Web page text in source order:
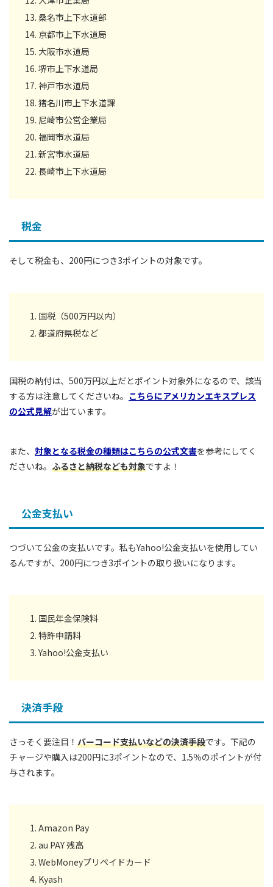
桑名市上下水道部
京都市上下水道局
大阪市水道局
堺市上下水道局
神戸市水道局
猪名川市上下水道課
尼崎市公営企業局
福岡市水道局
新宮市水道局
長崎市上下水道局
税金
そして税金も、200円につき3ポイントの対象です。
国税（500万円以内）
都道府県税など
国税の納付は、500万円以上だとポイント対象外になるので、該当
する方は注意してくださいね。 こちらにアメリカンエキスプレス
の公式見解が出ています。
また、 対象となる税金の種類はこちらの公式文書を参考にしてく
ださいね。 ふるさと納税なども対象ですよ！
公金支払い
つづいて公金の支払いです。私もYahoo!公金支払いを使用してい
るんですが、200円につき3ポイントの取り扱いになります。
国民年金保険料
特許申請料
Yahoo!公金支払い
決済手段
さっそく要注目！ バーコード支払いなどの決済手段です。下記の
チャージや購入は200円に3ポイントなので、1.5％のポイントが付
与されます。
Amazon Pay
au PAY 残高
WebMoneyプリペイドカード
Kyash